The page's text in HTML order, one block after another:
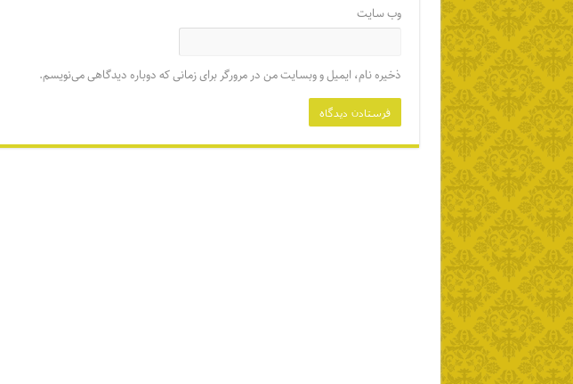
وب‌ سایت
ذخیره نام، ایمیل و وبسایت من در مرورگر برای زمانی که دوباره دیدگاهی می‌نویسم.